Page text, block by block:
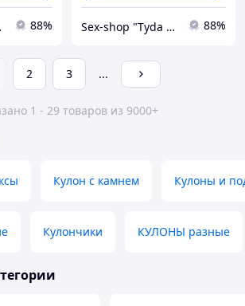
88% Sex-shop "Tyda & Syda" 88%
2 3 ...
1 - 29 товаров из 9000+
Кулон с камнем Кулоны и
Кулончики КУЛОНЫ разные